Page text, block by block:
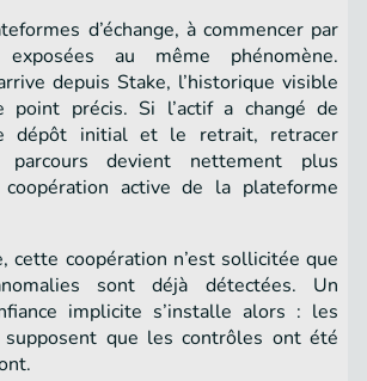
d’échange, à commencer par
au même phénomène.
depuis Stake, l’historique visible
point précis. Si l’actif a changé de
dépôt initial et le retrait, retracer
parcours devient nettement plus
active de la plateforme
cette coopération n’est sollicitée que
sont déjà détectées. Un
implicite s’installe alors : les
supposent que les contrôles ont été